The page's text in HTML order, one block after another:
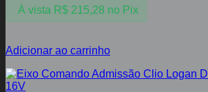
À vista R$215,28 no Pix
Adicionar ao carrinho